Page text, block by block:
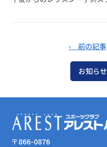
‹ 前の記事
お知ら
〒866-0876